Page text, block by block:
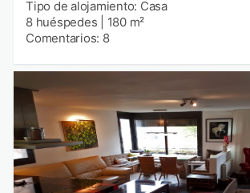
Tipo de alojamiento: Casa
8 huéspedes
180 m²
Comentarios: 8